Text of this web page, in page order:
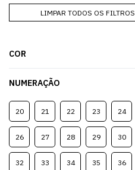
LIMPAR TODOS OS FILTROS
COR
NUMERAÇÃO
20 21 22 23 24
26 27 28 29 30
32 33 34 35 36